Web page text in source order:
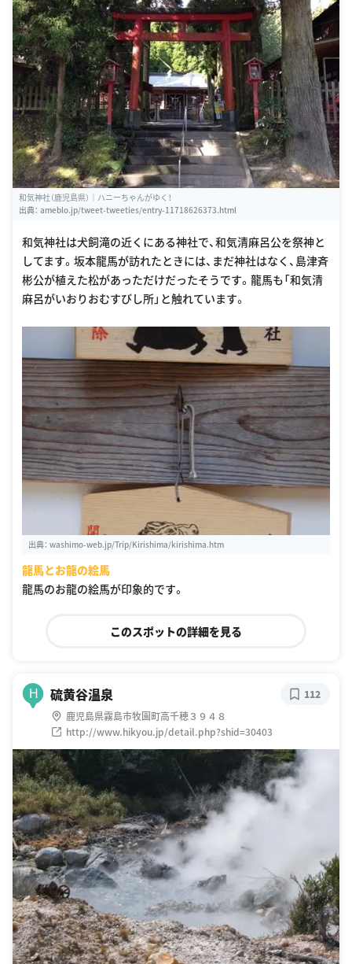
和気神社（鹿児島県）｜ハニーちゃんがゆく！
出典： ameblo.jp/tweet-tweeties/entry-11718626373.html
和気神社は犬飼滝の近くにある神社で、和気清麻呂公を祭神と
してます。坂本龍馬が訪れたときには、まだ神社はなく、島津斉
彬公が植えた松があっただけだったそうです。龍馬も「和気清
麻呂がいおりおむすびし所」と触れています。
出典： washimo-web.jp/Trip/Kirishima/kirishima.htm
龍馬とお龍の絵馬
龍馬のお龍の絵馬が印象的です。
このスポットの詳細を見る
H 硫黄谷温泉
鹿児島県霧島市牧園町高千穂３９４８
http://www.hikyou.jp/detail.php?shid=30403
112